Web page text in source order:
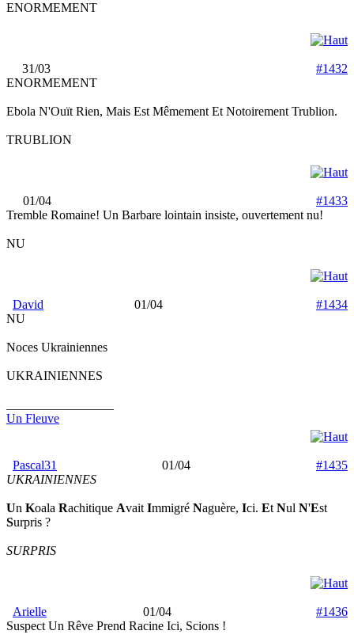
ENORMEMENT
31/03
#1432
ENORMEMENT
Ebola N'Ouït Rien, Mais Est Mêmement Et Notoirement Trublion.
TRUBLION
01/04
#1433
Tremble Romaine! Un Barbare lointain insiste, ouvertement nu!
NU
David 01/04
#1434
NU
Noces Ukrainiennes
UKRAINIENNES
Un Fleuve
Pascal31 01/04
#1435
UKRAINIENNES
Un Koala Rachitique Avait Immigré Naguère, Ici. Et Nul N'Est
Surpris ?
SURPRIS
Arielle 01/04
#1436
Suspect Un Rêve Prend Racine Ici, Scions !